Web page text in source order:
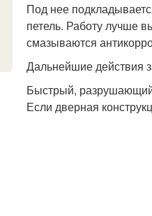
Под нее
петель. Работу лучше
смазываются
Дальнейшие действия
Быстрый,
Если дверная